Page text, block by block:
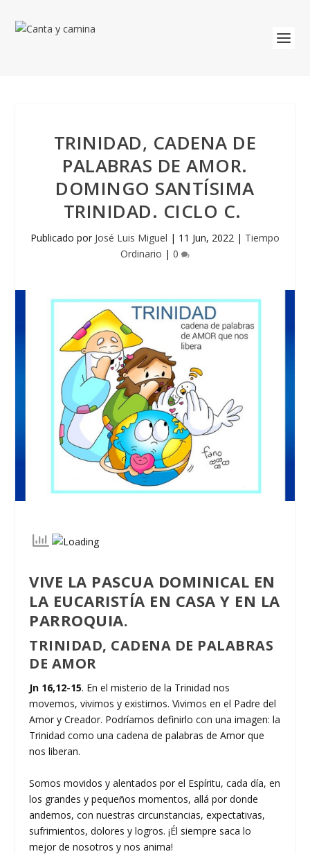
TRINIDAD, CADENA DE
PALABRAS DE AMOR.
DOMINGO SANTÍSIMA
TRINIDAD. CICLO C.
Publicado por José Luis Miguel | 11 Jun, 2022 | Tiempo
Ordinario | 0
VIVE LA PASCUA DOMINICAL EN
LA EUCARISTÍA EN CASA Y EN LA
PARROQUIA.
TRINIDAD, CADENA DE PALABRAS
DE AMOR
Jn 16,12-15. En el misterio de la Trinidad nos
movemos, vivimos y existimos. Vivimos en el Padre del
Amor y Creador. Podríamos definirlo con una imagen: la
Trinidad como una cadena de palabras de Amor que
nos liberan.
Somos movidos y alentados por el Espíritu, cada día, en
los grandes y pequeños momentos, allá por donde
andemos, con nuestras circunstancias, expectativas,
sufrimientos, dolores y logros. ¡Él siempre saca lo
mejor de nosotros y nos anima!